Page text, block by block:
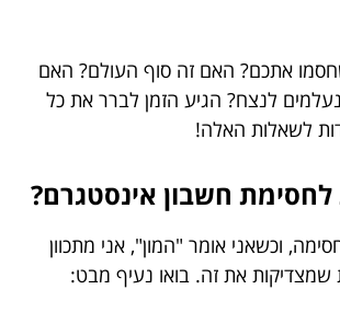
אתכם? האם זה סוף העולם? האם
לנצח? הגיע הזמן לברר את כל
לשאלות האלה!
חשבון אינסטגרם?
וכשאני אומר "המון", אני מתכוון
שמצדיקות את זה. בואו נעיף מבט: